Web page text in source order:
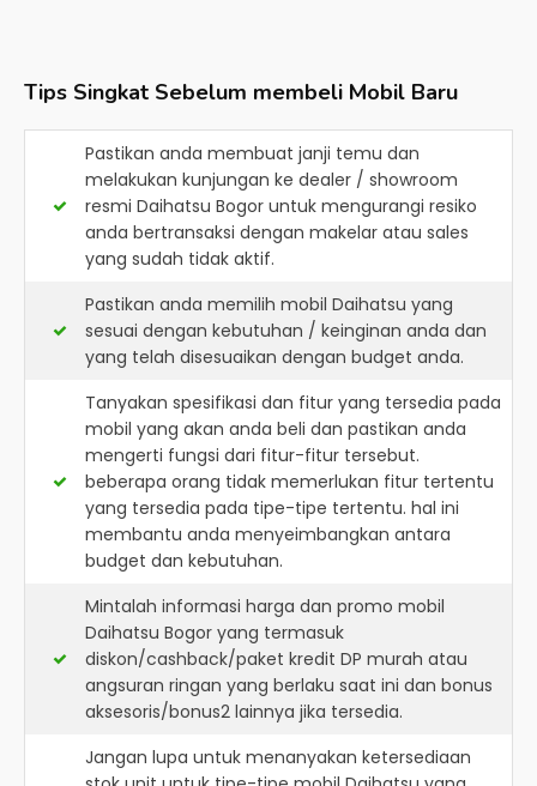
Tips Singkat Sebelum membeli Mobil Baru
Pastikan anda membuat janji temu dan
melakukan kunjungan ke dealer / showroom
resmi Daihatsu Bogor untuk mengurangi resiko
anda bertransaksi dengan makelar atau sales
yang sudah tidak aktif.
Pastikan anda memilih mobil Daihatsu yang
sesuai dengan kebutuhan / keinginan anda dan
yang telah disesuaikan dengan budget anda.
Tanyakan spesifikasi dan fitur yang tersedia pada
mobil yang akan anda beli dan pastikan anda
mengerti fungsi dari fitur-fitur tersebut.
beberapa orang tidak memerlukan fitur tertentu
yang tersedia pada tipe-tipe tertentu. hal ini
membantu anda menyeimbangkan antara
budget dan kebutuhan.
Mintalah informasi harga dan promo mobil
Daihatsu Bogor yang termasuk
diskon/cashback/paket kredit DP murah atau
angsuran ringan yang berlaku saat ini dan bonus
aksesoris/bonus2 lainnya jika tersedia.
Jangan lupa untuk menanyakan ketersediaan